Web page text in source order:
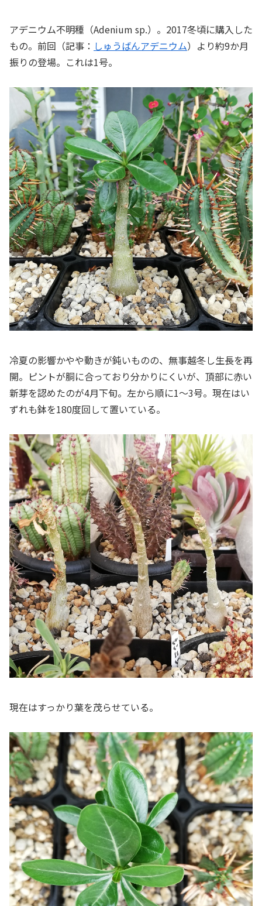
アデニウム不明種（Adenium sp.）。2017冬頃に購入した
もの。前回（記事： しゅうばんアデニウム）より約9か月
振りの登場。これは1号。
冷夏の影響かやや動きが鈍いものの、無事越冬し生長を再
開。ピントが胴に合っており分かりにくいが、頂部に赤い
新芽を認めたのが4月下旬。左から順に1～3号。現在はい
ずれも鉢を180度回して置いている。
現在はすっかり葉を茂らせている。